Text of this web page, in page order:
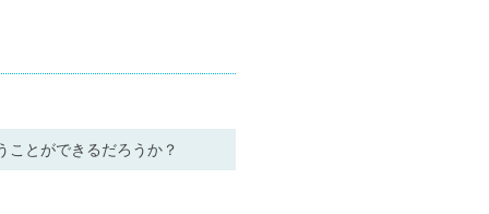
ことができるだろうか？